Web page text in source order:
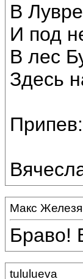
В
И под
В лес
Здесь
Припев:
Макс
Браво!
tululueva